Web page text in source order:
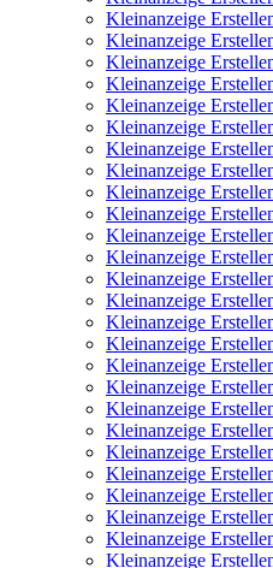
Kleinanzeige
Kleinanzeige
Kleinanzeige
Kleinanzeige
Kleinanzeige
Kleinanzeige
Kleinanzeige
Kleinanzeige
Kleinanzeige
Kleinanzeige
Kleinanzeige
Kleinanzeige
Kleinanzeige
Kleinanzeige
Kleinanzeige
Kleinanzeige
Kleinanzeige
Kleinanzeige
Kleinanzeige
Kleinanzeige
Kleinanzeige
Kleinanzeige
Kleinanzeige
Kleinanzeige
Kleinanzeige
Kleinanzeige